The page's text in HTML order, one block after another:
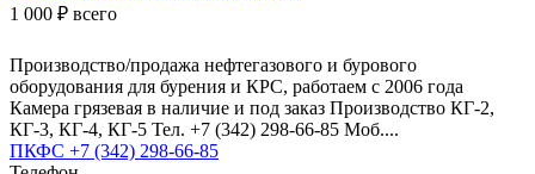
1 000 ₽ всего
Производство/продажа нефтегазового и бурового
оборудования для бурения и КРС, работаем с 2006 года
Камера грязевая в наличие и под заказ Производство КГ-2,
КГ-3, КГ-4, КГ-5 Тел. +7 (342) 298-66-85 Моб....
ПКФС +7 (342) 298-66-85